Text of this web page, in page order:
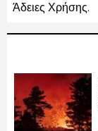
Άδειες Χρήσης.